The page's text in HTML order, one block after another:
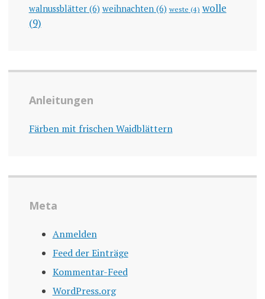
walnussblätter(6) weihnachten(6) weste (4) wolle
(9)
Anleitungen
Färben mit frischen Waidblättern
Meta
Anmelden
Feed der Einträge
Kommentar-Feed
WordPress.org